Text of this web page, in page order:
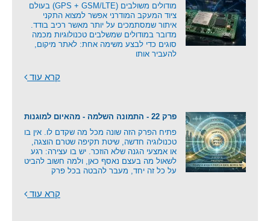
מודולים משולבים (GPS + GSM/LTE) בעולם
ציוד המעקב המודרני אפשר למצוא התקני
איתור שמסתמכים על יותר מאשר רכיב בודד.
מדובר במודולים שמשלבים טכנולוגיות מכמה
סוגים כדי לבצע משימה אחת: לאתר מיקום,
להעביר אותו
קרא עוד
פרק 22 - התמונה השלמה - מהאיום למוגנות
פתיח הפרק הזה שונה מכל מה שקדם לו. אין בו
טכנולוגיה חדשה, שיטת תקיפה שטרם הוצגה,
או אמצעי הגנה שלא הוזכר. יש בו עצירה: רגע
לשאול מה בעצם נאסף כאן, ולמה חשוב להביט
על כל זה יחד, מעבר להבטה בכל פרק
קרא עוד